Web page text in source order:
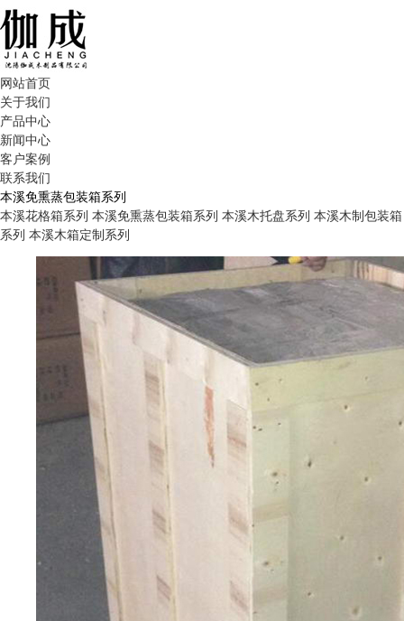
网站首页
关于我们
产品中心
新闻中心
客户案例
联系我们
本溪免熏蒸包装箱系列
本溪花格箱系列 本溪免熏蒸包装箱系列 本溪木托盘系列 本溪木制包装箱
系列 本溪木箱定制系列